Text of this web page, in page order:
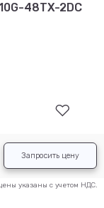
48TX-2DC
указаны с учетом НДС.
Запросить цену